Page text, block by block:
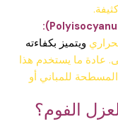
ويتميز بكفاءته
عادة ما يستخدم هذا
للمباني أو
الفوم؟